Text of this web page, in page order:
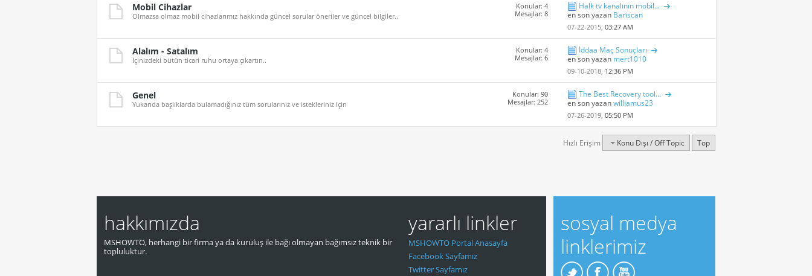
Mobil Cihazlar
Olmazsa olmaz mobil cihazlarımız hakkında güncel sorular öneriler ve güncel bilgiler..
Konular: 4
Mesajlar: 8
Halk tv kanalının mobil...
en son yazan Bariscan
07-22-2015,03:27 AM
Alalım - Satalım
İçinizdeki bütün ticari ruhu ortaya çıkartın..
Konular: 4
Mesajlar: 6
İddaa Maç Sonuçları
en son yazan mert1010
09-10-2018, 12:36 PM
Genel
Yukarıda başlıklarda bulamadığınız tüm sorularınız ve istekleriniz için
Konular: 90
Mesajlar: 252
The Best Recovery tool...
en son yazanwilliamus23
07-26-2019,05:50 PM
Hızlı Erişim Konu Dışı / Off Topic Top
hakkımızda
MSHOWTO, herhangi bir firma ya da kuruluş ile bağı olmayan bağımsız teknik bir
topluluktur.
yararlı linkler
MSHOWTO Portal Anasayfa
Facebook Sayfamız
Twitter Sayfamız
sosyal medya
linklerimiz